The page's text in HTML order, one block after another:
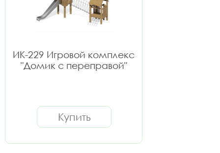
ИК-229 Игровой комплекс
"Домик с переправой"
Купить